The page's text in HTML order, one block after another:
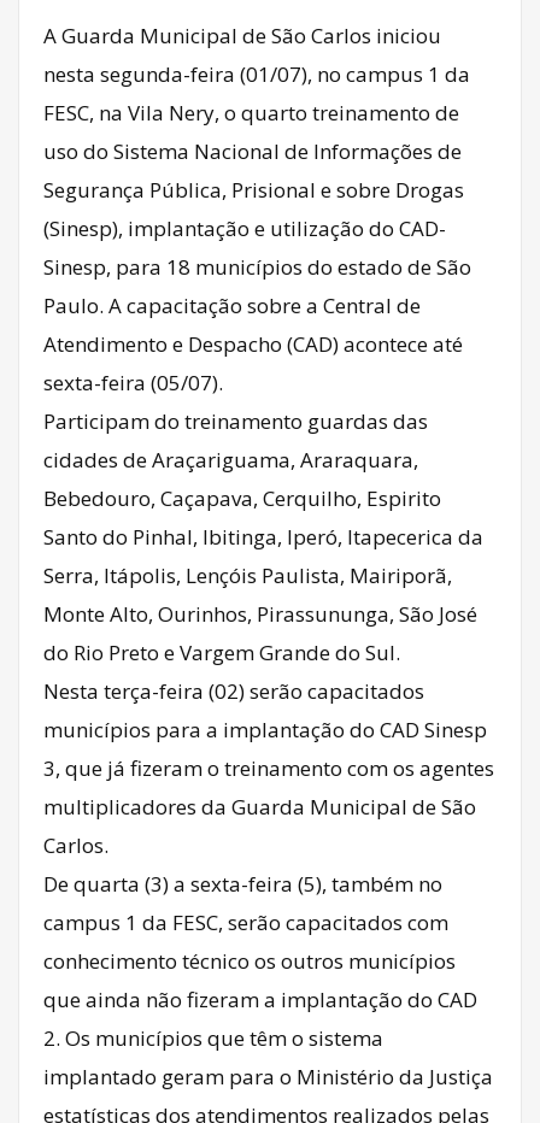
A Guarda Municipal de São Carlos iniciou
nesta segunda-feira (01/07), no campus 1 da
FESC, na Vila Nery, o quarto treinamento de
uso do Sistema Nacional de Informações de
Segurança Pública, Prisional e sobre Drogas
(Sinesp), implantação e utilização do CAD-
Sinesp, para 18 municípios do estado de São
Paulo. A capacitação sobre a Central de
Atendimento e Despacho (CAD) acontece até
sexta-feira (05/07).
Participam do treinamento guardas das
cidades de Araçariguama, Araraquara,
Bebedouro, Caçapava, Cerquilho, Espirito
Santo do Pinhal, Ibitinga, Iperó, Itapecerica da
Serra, Itápolis, Lençóis Paulista, Mairiporã,
Monte Alto, Ourinhos, Pirassununga, São José
do Rio Preto e Vargem Grande do Sul.
Nesta terça-feira (02) serão capacitados
municípios para a implantação do CAD Sinesp
3, que já fizeram o treinamento com os agentes
multiplicadores da Guarda Municipal de São
Carlos.
De quarta (3) a sexta-feira (5), também no
campus 1 da FESC, serão capacitados com
conhecimento técnico os outros municípios
que ainda não fizeram a implantação do CAD
2. Os municípios que têm o sistema
implantado geram para o Ministério da Justiça
estatísticas dos atendimentos realizados pelas